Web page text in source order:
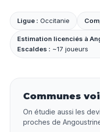
Ligue : Occitanie
Estimation licenciés à
Escaldes : ~17 joueurs
Communes
On étudie aussi les
proches de